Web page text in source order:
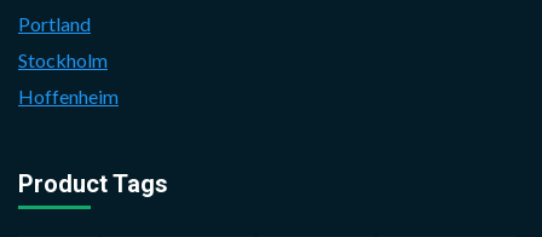
Portland
Stockholm
Hoffenheim
Product Tags